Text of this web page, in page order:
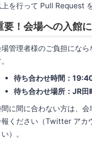
上を行って Pull Request
要！会場への入館
管理者様のご負担にな
待ち合わせ時間：
待ち合わせ場所：JR田
間に間に合わない方は、
報ください（Twitter アカ
）。